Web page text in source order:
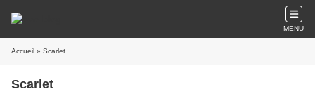
MENU
Accueil » Scarlet
Scarlet